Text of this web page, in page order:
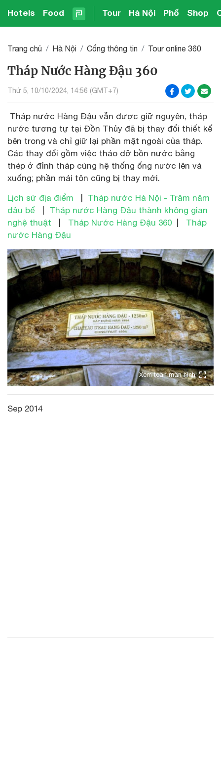
Hotels Food Tour Hà Nội Phố Shop
Trang chủ Hà Nội Cổng thông tin Tour online 360
Tháp Nước Hàng Đậu 360
Thứ 5, 10/10/2024, 14:56 (GMT+7)
Tháp nước Hàng Đậu vẫn được giữ nguyên, tháp
nước tương tự tại Đồn Thủy đã bị thay đổi thiết kế
bên trong và chỉ giữ lại phần mặt ngoài của tháp.
Các thay đổi gồm việc tháo dỡ bồn nước bằng
thép ở đỉnh tháp cùng hệ thống ống nước lên và
xuống; phần mái tôn cũng bị thay mới.
Lịch sử địa điểm
Tháp nước Hà Nội - Trăm năm
dâu bể
Tháp nước Hàng Đậu thành không gian
nghệ thuật
Tháp Nước Hàng Đậu 360
Tháp
nước Hàng Đậu
Xem toàn màn hình
Sep 2014